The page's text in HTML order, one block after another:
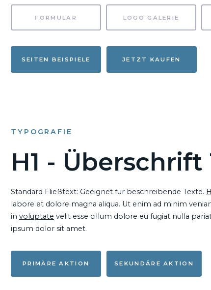
FORMULAR LOGO GALERIE
SEITEN BEISPIELE JETZT KAUFEN
TYPOGRAFIE
H1 - Überschrift
Standard Fließtext: Geeignet für beschreibende Texte.
labore et dolore magna aliqua. Ut enim ad minim
in voluptate velit esse cillum dolore eu fugiat nulla
ipsum dolor sit amet.
PRIMÄRE AKTION SEKUNDÄRE AKTION